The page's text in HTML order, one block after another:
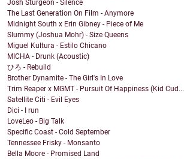
Josh Sturgeon - Silence
The Last Generation On Film - Anymore
Midnight South x Erin Gibney - Piece of Me
Slummy (Joshua Mohr) - Size Queens
Miguel Kultura - Estilo Chicano
MICHA - Drunk (Acoustic)
ひろ - Rebuild
Brother Dynamite - The Girl's In Love
Trim Reaper x MGMT - Pursuit Of Happiness (Kid Cud...
Satellite Citi - Evil Eyes
Dici - I run
LoveLeo - Big Talk
Specific Coast - Cold September
Tennessee Frisky - Monsanto
Bella Moore - Promised Land